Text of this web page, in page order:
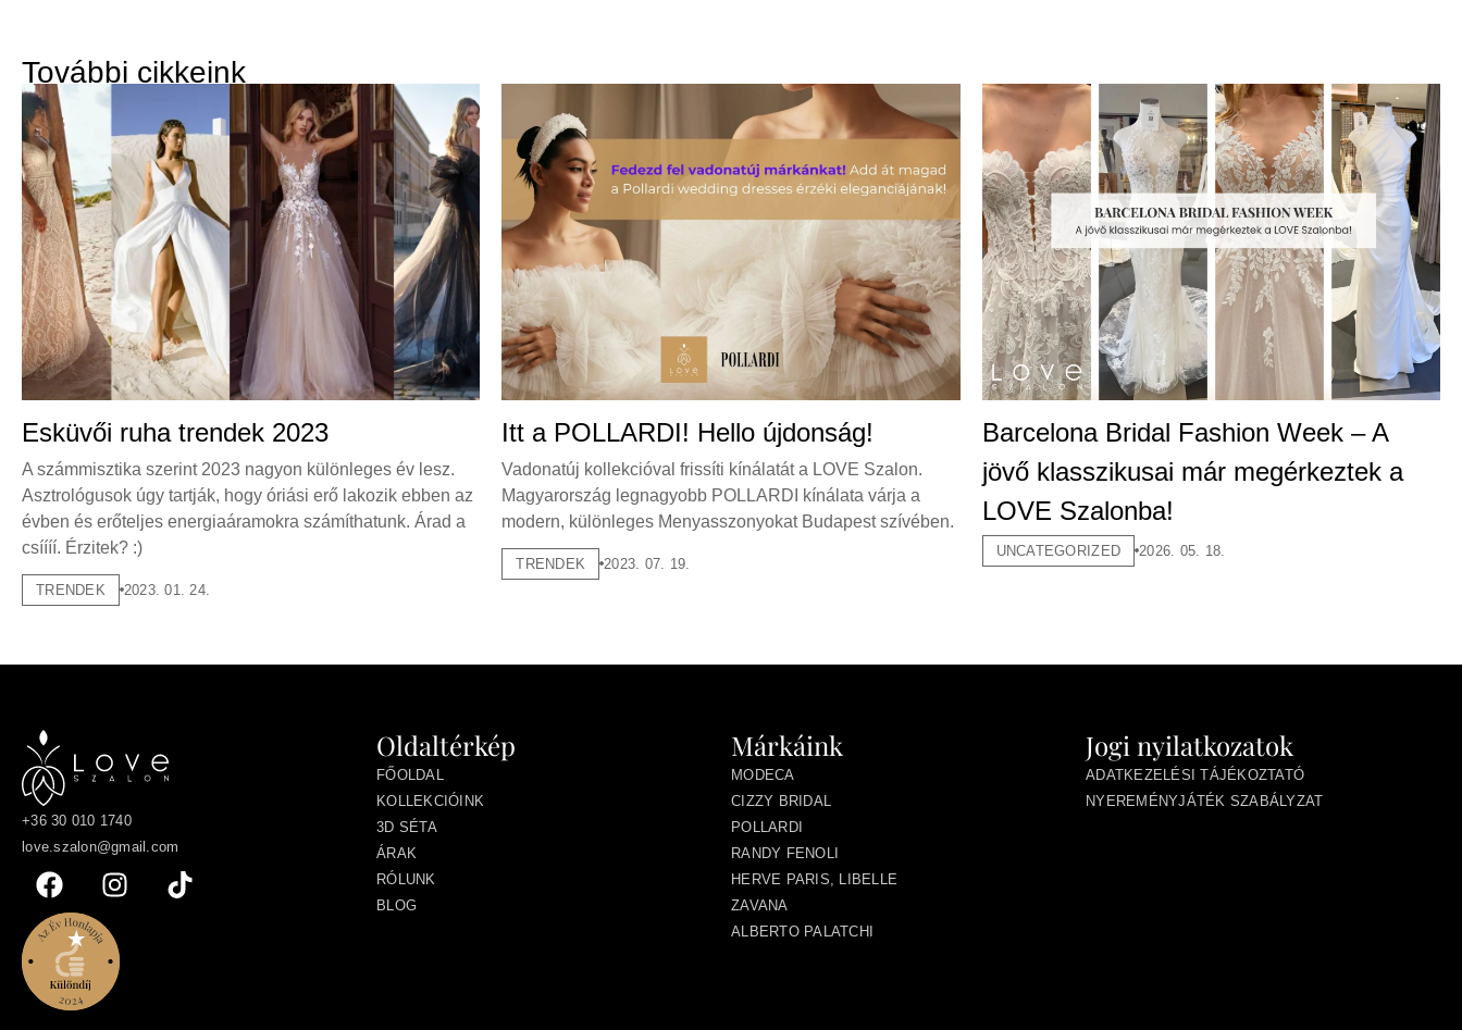
További cikkeink
Esküvői ruha trendek 2023
A számmisztika szerint 2023 nagyon különleges év lesz.
Asztrológusok úgy tartják, hogy óriási erő lakozik ebben az
évben és erőteljes energiaáramokra számíthatunk. Árad a
csíííí. Érzitek? :)
TRENDEK 2023. 01. 24.
Itt a POLLARDI! Hello újdonság!
Vadonatúj kollekcióval frissíti kínálatát a LOVE Szalon.
Magyarország legnagyobb POLLARDI kínálata várja a
modern, különleges Menyasszonyokat Budapest szívében.
TRENDEK 2023. 07. 19.
Barcelona Bridal Fashion Week – A
jövő klasszikusai már megérkeztek a
LOVE Szalonba!
UNCATEGORIZED 2026. 05. 18.
+36 30 010 1740
love.szalon@gmail.com
Oldaltérkép
FŐOLDAL
KOLLEKCIÓINK
3D SÉTA
ÁRAK
RÓLUNK
BLOG
Márkáink
MODECA
CIZZY BRIDAL
POLLARDI
RANDY FENOLI
HERVE PARIS, LIBELLE
ZAVANA
ALBERTO PALATCHI
Jogi nyilatkozatok
ADATKEZELÉSI TÁJÉKOZTATÓ
NYEREMÉNYJÁTÉK SZABÁLYZAT